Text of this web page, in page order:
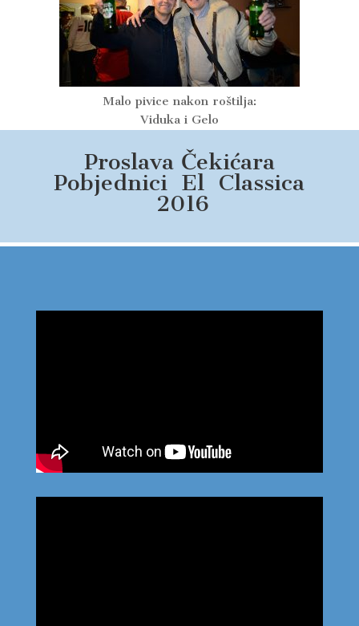
Malo pivice nakon roštilja:
Viduka i Gelo
Proslava Čekićara
Pobjednici El Classica
2016